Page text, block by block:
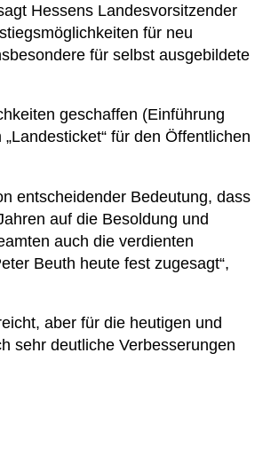
Hessens Landesvorsitzender
für neu
für selbst ausgebildete
geschaffen (Einführung
für den Öffentlichen
entscheidender Bedeutung, dass
auf die Besoldung und
auch die verdienten
Beuth heute fest zugesagt“,
aber für die heutigen und
sehr deutliche Verbesserungen